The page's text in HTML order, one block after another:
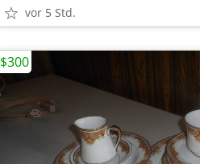
vor 5 Std.
$300